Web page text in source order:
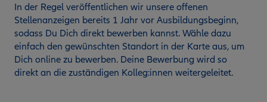
In der Regel veröffentlichen wir unsere offenen
Stellenanzeigen bereits 1 Jahr vor Ausbildungsbeginn,
sodass Du Dich direkt bewerben kannst. Wähle dazu
einfach den gewünschten Standort in der Karte aus, um
Dich online zu bewerben. Deine Bewerbung wird so
direkt an die zuständigen Kolleg:innen weitergeleitet.